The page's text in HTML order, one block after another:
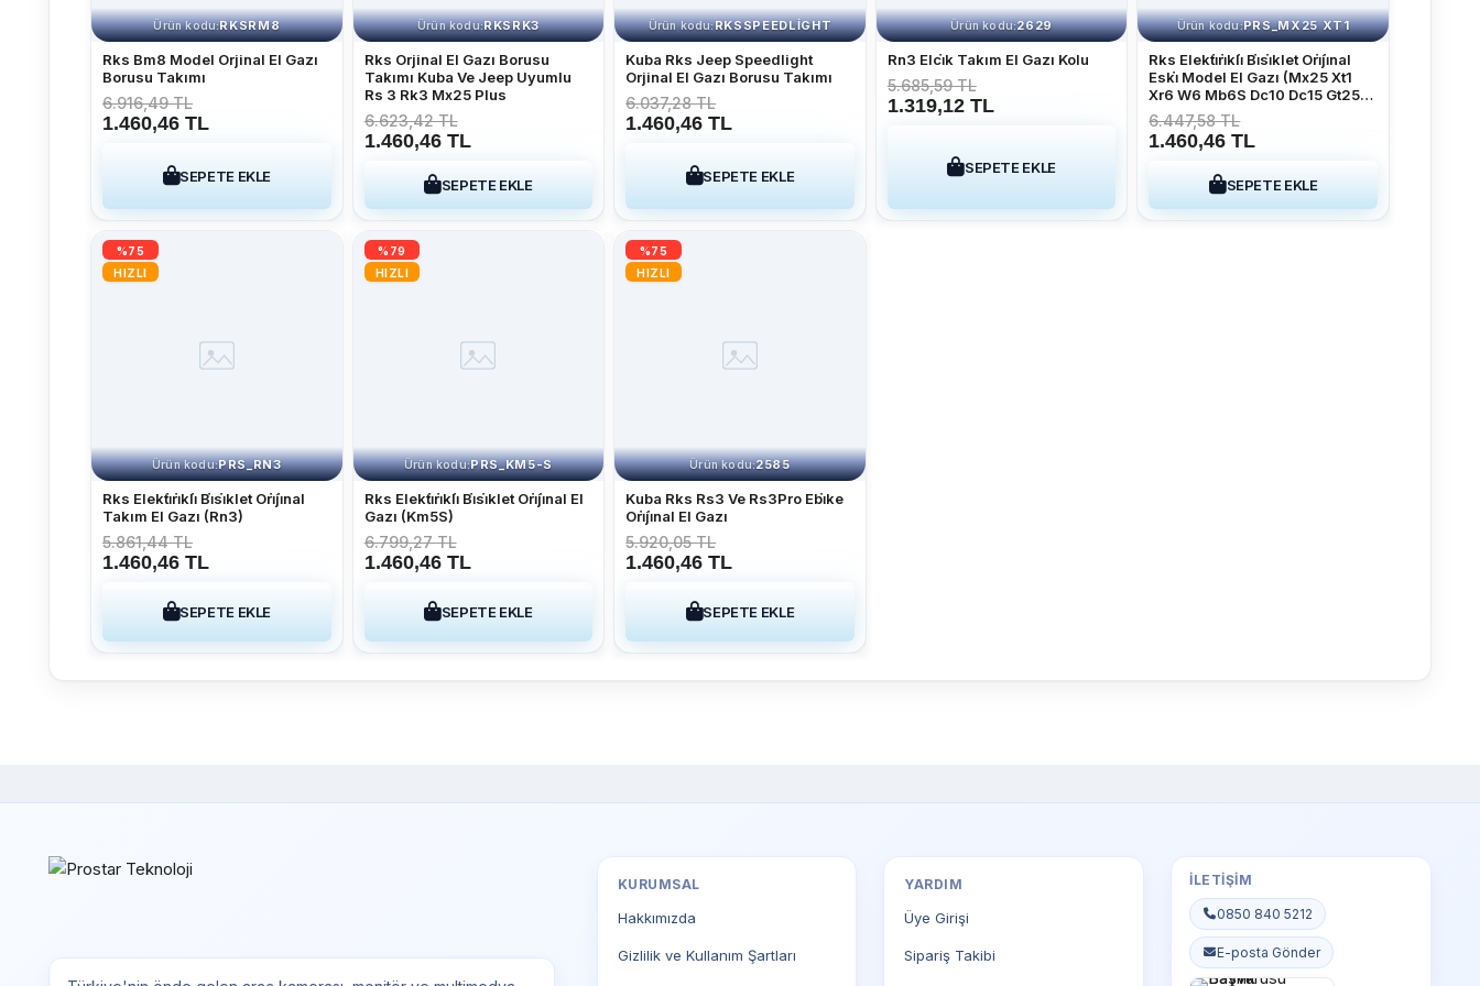
Ürün kodu:RKSRM8
Rks Bm8 Model Orjinal El Gazı
Borusu Takımı
6.916,49 TL
1.460,46 TL
SEPETE EKLE
Ürün kodu:RKSRK3
Rks Orjinal El Gazı Borusu
Takımı Kuba Ve Jeep Uyumlu
Rs 3 Rk3 Mx25 Plus
6.623,42 TL
1.460,46 TL
SEPETE EKLE
Ürün kodu:RKSSPEEDLIGHT
Kuba Rks Jeep Speedlight
Orjinal El Gazı Borusu Takımı
6.037,28 TL
1.460,46 TL
SEPETE EKLE
Ürün kodu:2629
Rn3 Elci̇k Takım El Gazı Kolu
5.685,59 TL
1.319,12 TL
SEPETE EKLE
Ürün kodu:PRS_MX25 XT1
Rks Elekti̇ri̇kli̇ Bi̇si̇klet Ori̇ji̇nal
Eski̇ Model El Gazı (Mx25 Xt1
Xr6 W6 Mb6S Dc10 Dc15 Gt25)
Eski̇ Model El Gazıdır
6.447,58 TL
1.460,46 TL
SEPETE EKLE
%75
HIZLI
Ürün kodu:PRS_RN3
Rks Elekti̇ri̇kli̇ Bi̇si̇klet Ori̇ji̇nal
Takım El Gazı (Rn3)
5.861,44 TL
1.460,46 TL
SEPETE EKLE
%79
HIZLI
Ürün kodu:PRS_KM5-S
Rks Elekti̇ri̇kli̇ Bi̇si̇klet Ori̇ji̇nal El
Gazı (Km5S)
6.799,27 TL
1.460,46 TL
SEPETE EKLE
%75
HIZLI
Ürün kodu:2585
Kuba Rks Rs3 Ve Rs3Pro Ebi̇ke
Ori̇ji̇nal El Gazı
5.920,05 TL
1.460,46 TL
SEPETE EKLE
KURUMSAL
Hakkımızda
Gizlilik ve Kullanım Şartları
YARDIM
Üye Girişi
Sipariş Takibi
İLETIŞIM
0850 840 5212
E-posta Gönder